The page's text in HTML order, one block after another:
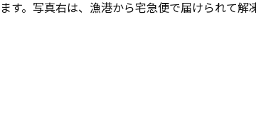
す。写真右は、漁港から宅急便で届けられて解